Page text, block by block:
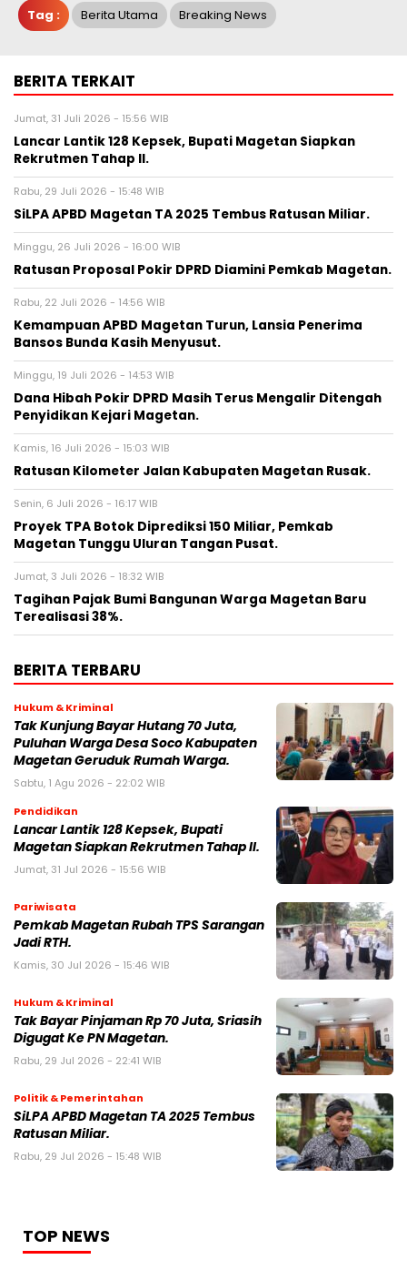
Tag : Berita Utama Breaking News
BERITA TERKAIT
Jumat, 31 Juli 2026 - 15:56 WIB
Lancar Lantik 128 Kepsek, Bupati Magetan Siapkan
Rekrutmen Tahap II.
Rabu, 29 Juli 2026 - 15:48 WIB
SiLPA APBD Magetan TA 2025 Tembus Ratusan Miliar.
Minggu, 26 Juli 2026 - 16:00 WIB
Ratusan Proposal Pokir DPRD Diamini Pemkab Magetan.
Rabu, 22 Juli 2026 - 14:56 WIB
Kemampuan APBD Magetan Turun, Lansia Penerima
Bansos Bunda Kasih Menyusut.
Minggu, 19 Juli 2026 - 14:53 WIB
Dana Hibah Pokir DPRD Masih Terus Mengalir Ditengah
Penyidikan Kejari Magetan.
Kamis, 16 Juli 2026 - 15:03 WIB
Ratusan Kilometer Jalan Kabupaten Magetan Rusak.
Senin, 6 Juli 2026 - 16:17 WIB
Proyek TPA Botok Diprediksi 150 Miliar, Pemkab
Magetan Tunggu Uluran Tangan Pusat.
Jumat, 3 Juli 2026 - 18:32 WIB
Tagihan Pajak Bumi Bangunan Warga Magetan Baru
Terealisasi 38%.
BERITA TERBARU
Hukum & Kriminal
Tak Kunjung Bayar Hutang 70 Juta,
Puluhan Warga Desa Soco Kabupaten
Magetan Geruduk Rumah Warga.
Sabtu, 1 Agu 2026 - 22:02 WIB
Pendidikan
Lancar Lantik 128 Kepsek, Bupati
Magetan Siapkan Rekrutmen Tahap II.
Jumat, 31 Jul 2026 - 15:56 WIB
Pariwisata
Pemkab Magetan Rubah TPS Sarangan
Jadi RTH.
Kamis, 30 Jul 2026 - 15:46 WIB
Hukum & Kriminal
Tak Bayar Pinjaman Rp 70 Juta, Sriasih
Digugat Ke PN Magetan.
Rabu, 29 Jul 2026 - 22:41 WIB
Politik & Pemerintahan
SiLPA APBD Magetan TA 2025 Tembus
Ratusan Miliar.
Rabu, 29 Jul 2026 - 15:48 WIB
TOP NEWS